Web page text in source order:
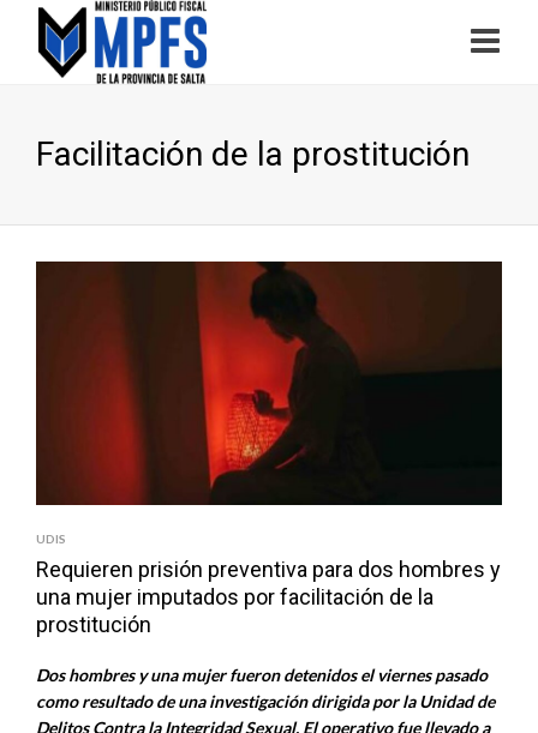
Facilitación de la prostitución
UDIS
Requieren prisión preventiva para dos hombres y
una mujer imputados por facilitación de la
prostitución
Dos hombres y una mujer fueron detenidos el viernes pasado
como resultado de una investigación dirigida por la Unidad de
Delitos Contra la Integridad Sexual. El operativo fue llevado a